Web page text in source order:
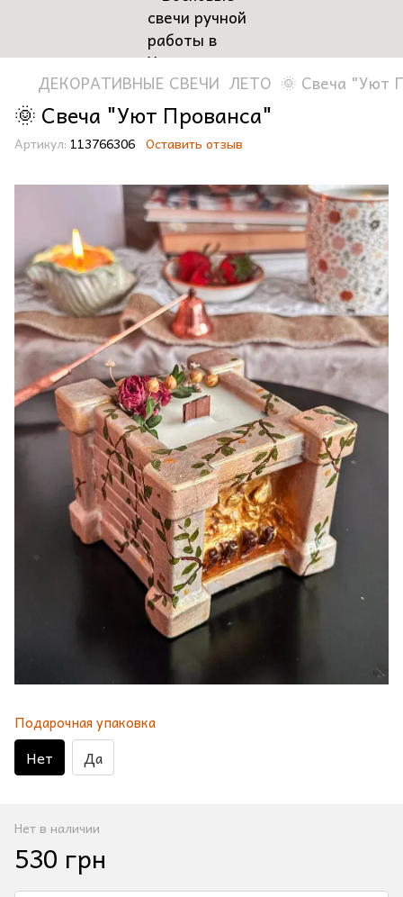
ДЕКОРАТИВНЫЕ СВЕЧИ ЛЕТО 🌞 Свеча "Уют
🌞 Свеча "Уют Прованса"
Артикул: 113766306 Оставить отзыв
Подарочная упаковка
Нет Да
Нет в наличии
530 грн